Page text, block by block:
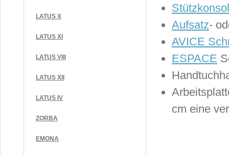
LATUS X
LATUS XI
LATUS VIII
LATUS XII
LATUS IV
ZORBA
EMONA
Aufsatz-
AVICE
ESPACE
cm eine